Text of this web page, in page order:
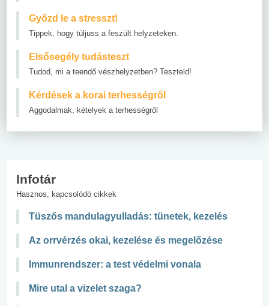
Győzd le a stresszt!
Tippek, hogy túljuss a feszült helyzeteken.
Elsősegély tudásteszt
Tudod, mi a teendő vészhelyzetben? Teszteld!
Kérdések a korai terhességről
Aggodalmak, kételyek a terhességről
Infotár
Hasznos, kapcsolódó cikkek
Tüszős mandulagyulladás: tünetek, kezelés
Az orrvérzés okai, kezelése és megelőzése
Immunrendszer: a test védelmi vonala
Mire utal a vizelet szaga?